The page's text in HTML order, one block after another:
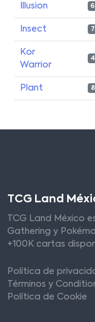
Illusion 6
Insect 7
Kor
Warrior
4
Plant 8
TCG Land
TCG Land México
Gathering y
+100K cartas
Política de
Términos y
Política de Cookie